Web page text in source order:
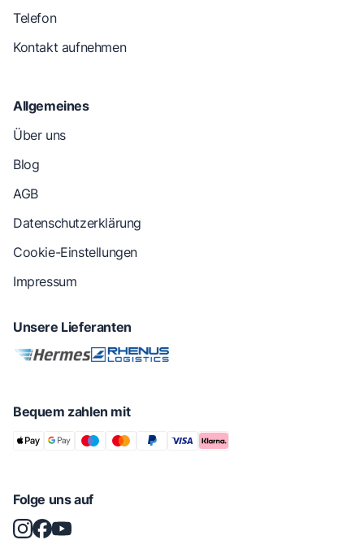
Telefon
Kontakt aufnehmen
Allgemeines
Über uns
Blog
AGB
Datenschutzerklärung
Cookie-Einstellungen
Impressum
Unsere Lieferanten
Bequem zahlen mit
Folge uns auf